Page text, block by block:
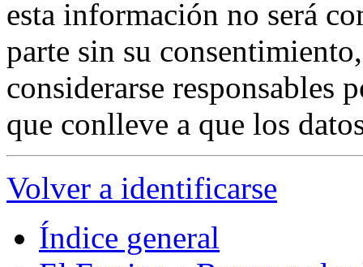
esta información no será
parte sin su
considerarse responsables
que conlleve a que los
Volver a identificarse
Índice general